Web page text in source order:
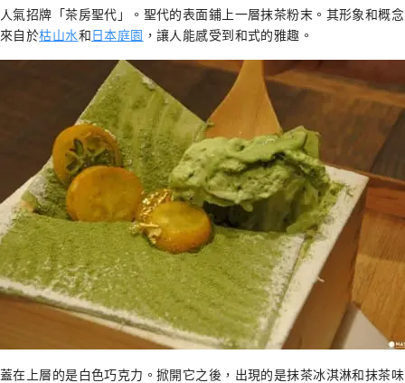
人氣招牌「茶房聖代」。聖代的表面鋪上一層抹茶粉末。其形象和概念
來自於枯山水和日本庭園 ，讓人能感受到和式的雅趣。
蓋在上層的是白色巧克力。掀開它之後，出現的是抹茶冰淇淋和抹茶味